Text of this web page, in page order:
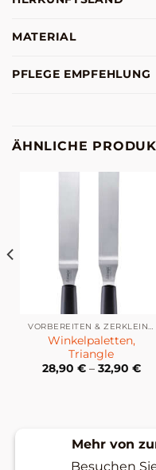
MATERIAL
PFLEGE EMPFEHLUNG
ÄHNLICHE
VORBEREITEN & ZERKLEINERN
Winkelpaletten,
Triangle
28,90 €– 32,90 €
Mehr von
Besuchen